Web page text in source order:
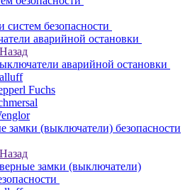
систем безопасности
аварийной остановки
Назад
аварийной остановки
Fuchs
замки (выключатели) безопасности
Назад
замки (выключатели)